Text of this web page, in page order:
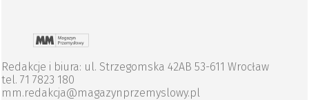
Redakcje i biura: ul. Strzegomska 42AB 53-611 Wrocław
tel. 71 7823 180
mm.redakcja@magazynprzemyslowy.pl